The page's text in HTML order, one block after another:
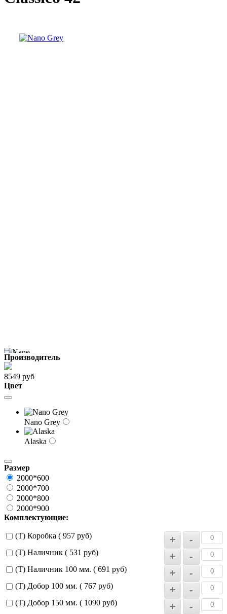
Производитель
8549 руб
Цвет
Nano Grey
Alaska
Размер
2000*600
2000*700
2000*800
2000*900
Комплектующие:
(Т) Коробка ( 957 руб)
(Т) Наличник ( 531 руб)
(Т) Наличник 100 мм. ( 691 руб)
(Т) Добор 100 мм. ( 767 руб)
(Т) Добор 150 мм. ( 1090 руб)